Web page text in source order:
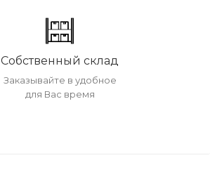
Собственный склад
Заказывайте в удобное
для Вас время